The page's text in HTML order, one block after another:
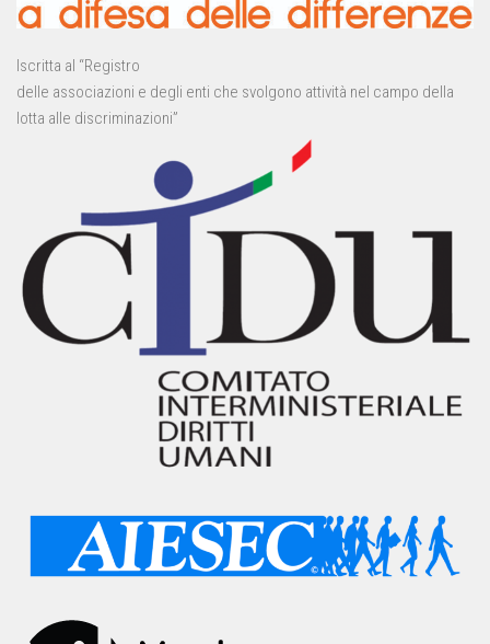
Iscritta al “Registro
delle associazioni e degli enti che svolgono attività nel campo della
lotta alle discriminazioni”